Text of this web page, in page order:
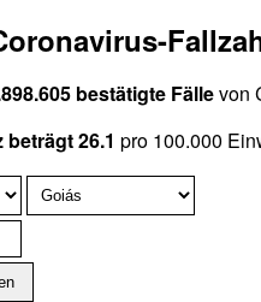
bestätigte Fällevon
beträgt 26.1 pro 100.000